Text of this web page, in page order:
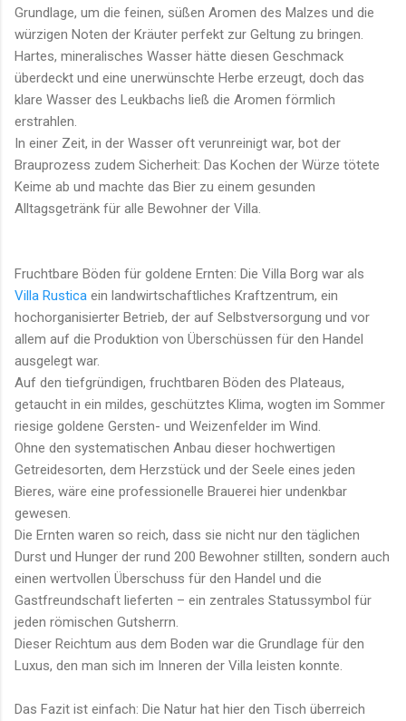
Grundlage, um die feinen, süßen Aromen des Malzes und die
würzigen Noten der Kräuter perfekt zur Geltung zu bringen.
Hartes, mineralisches Wasser hätte diesen Geschmack
überdeckt und eine unerwünschte Herbe erzeugt, doch das
klare Wasser des Leukbachs ließ die Aromen förmlich
erstrahlen.
In einer Zeit, in der Wasser oft verunreinigt war, bot der
Brauprozess zudem Sicherheit: Das Kochen der Würze tötete
Keime ab und machte das Bier zu einem gesunden
Alltagsgetränk für alle Bewohner der Villa.
Fruchtbare Böden für goldene Ernten: Die Villa Borg war als
Villa Rustica ein landwirtschaftliches Kraftzentrum, ein
hochorganisierter Betrieb, der auf Selbstversorgung und vor
allem auf die Produktion von Überschüssen für den Handel
ausgelegt war.
Auf den tiefgründigen, fruchtbaren Böden des Plateaus,
getaucht in ein mildes, geschütztes Klima, wogten im Sommer
riesige goldene Gersten- und Weizenfelder im Wind.
Ohne den systematischen Anbau dieser hochwertigen
Getreidesorten, dem Herzstück und der Seele eines jeden
Bieres, wäre eine professionelle Brauerei hier undenkbar
gewesen.
Die Ernten waren so reich, dass sie nicht nur den täglichen
Durst und Hunger der rund 200 Bewohner stillten, sondern auch
einen wertvollen Überschuss für den Handel und die
Gastfreundschaft lieferten – ein zentrales Statussymbol für
jeden römischen Gutsherrn.
Dieser Reichtum aus dem Boden war die Grundlage für den
Luxus, den man sich im Inneren der Villa leisten konnte.
Das Fazit ist einfach: Die Natur hat hier den Tisch überreich